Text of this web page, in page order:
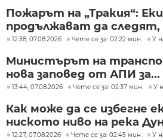
Пожарът на „Тракия“:
продължават да следят,
12:38, 07.08.2026 Чете се за: 02:22 мин. У
Министърът на
нова заповед от АПИ за...
13:44, 07.08.2026 Чете се за: 02:37 мин. У
Как може да се избегне
ниското ниво на река
12:27, 07.08.2026 Чете се за: 02:45 мин. У